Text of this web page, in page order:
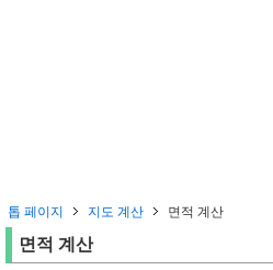
톱 페이지 지도 계산 면적 계산
면적 계산